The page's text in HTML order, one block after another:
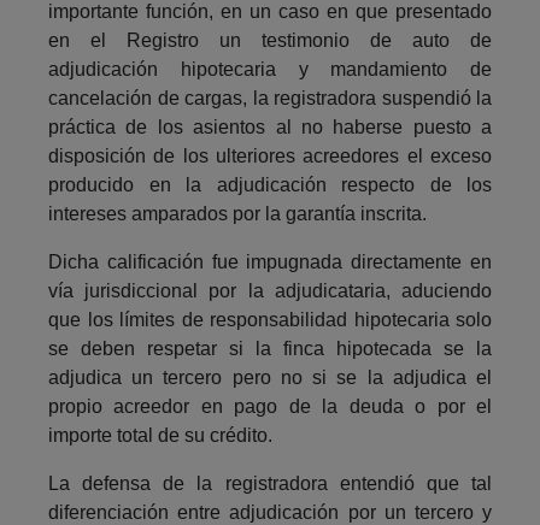
importante función, en un caso en que presentado
en el Registro un testimonio de auto de
adjudicación hipotecaria y mandamiento de
cancelación de cargas, la registradora suspendió la
práctica de los asientos al no haberse puesto a
disposición de los ulteriores acreedores el exceso
producido en la adjudicación respecto de los
intereses amparados por la garantía inscrita.
Dicha calificación fue impugnada directamente en
vía jurisdiccional por la adjudicataria, aduciendo
que los límites de responsabilidad hipotecaria solo
se deben respetar si la finca hipotecada se la
adjudica un tercero pero no si se la adjudica el
propio acreedor en pago de la deuda o por el
importe total de su crédito.
La defensa de la registradora entendió que tal
diferenciación entre adjudicación por un tercero y